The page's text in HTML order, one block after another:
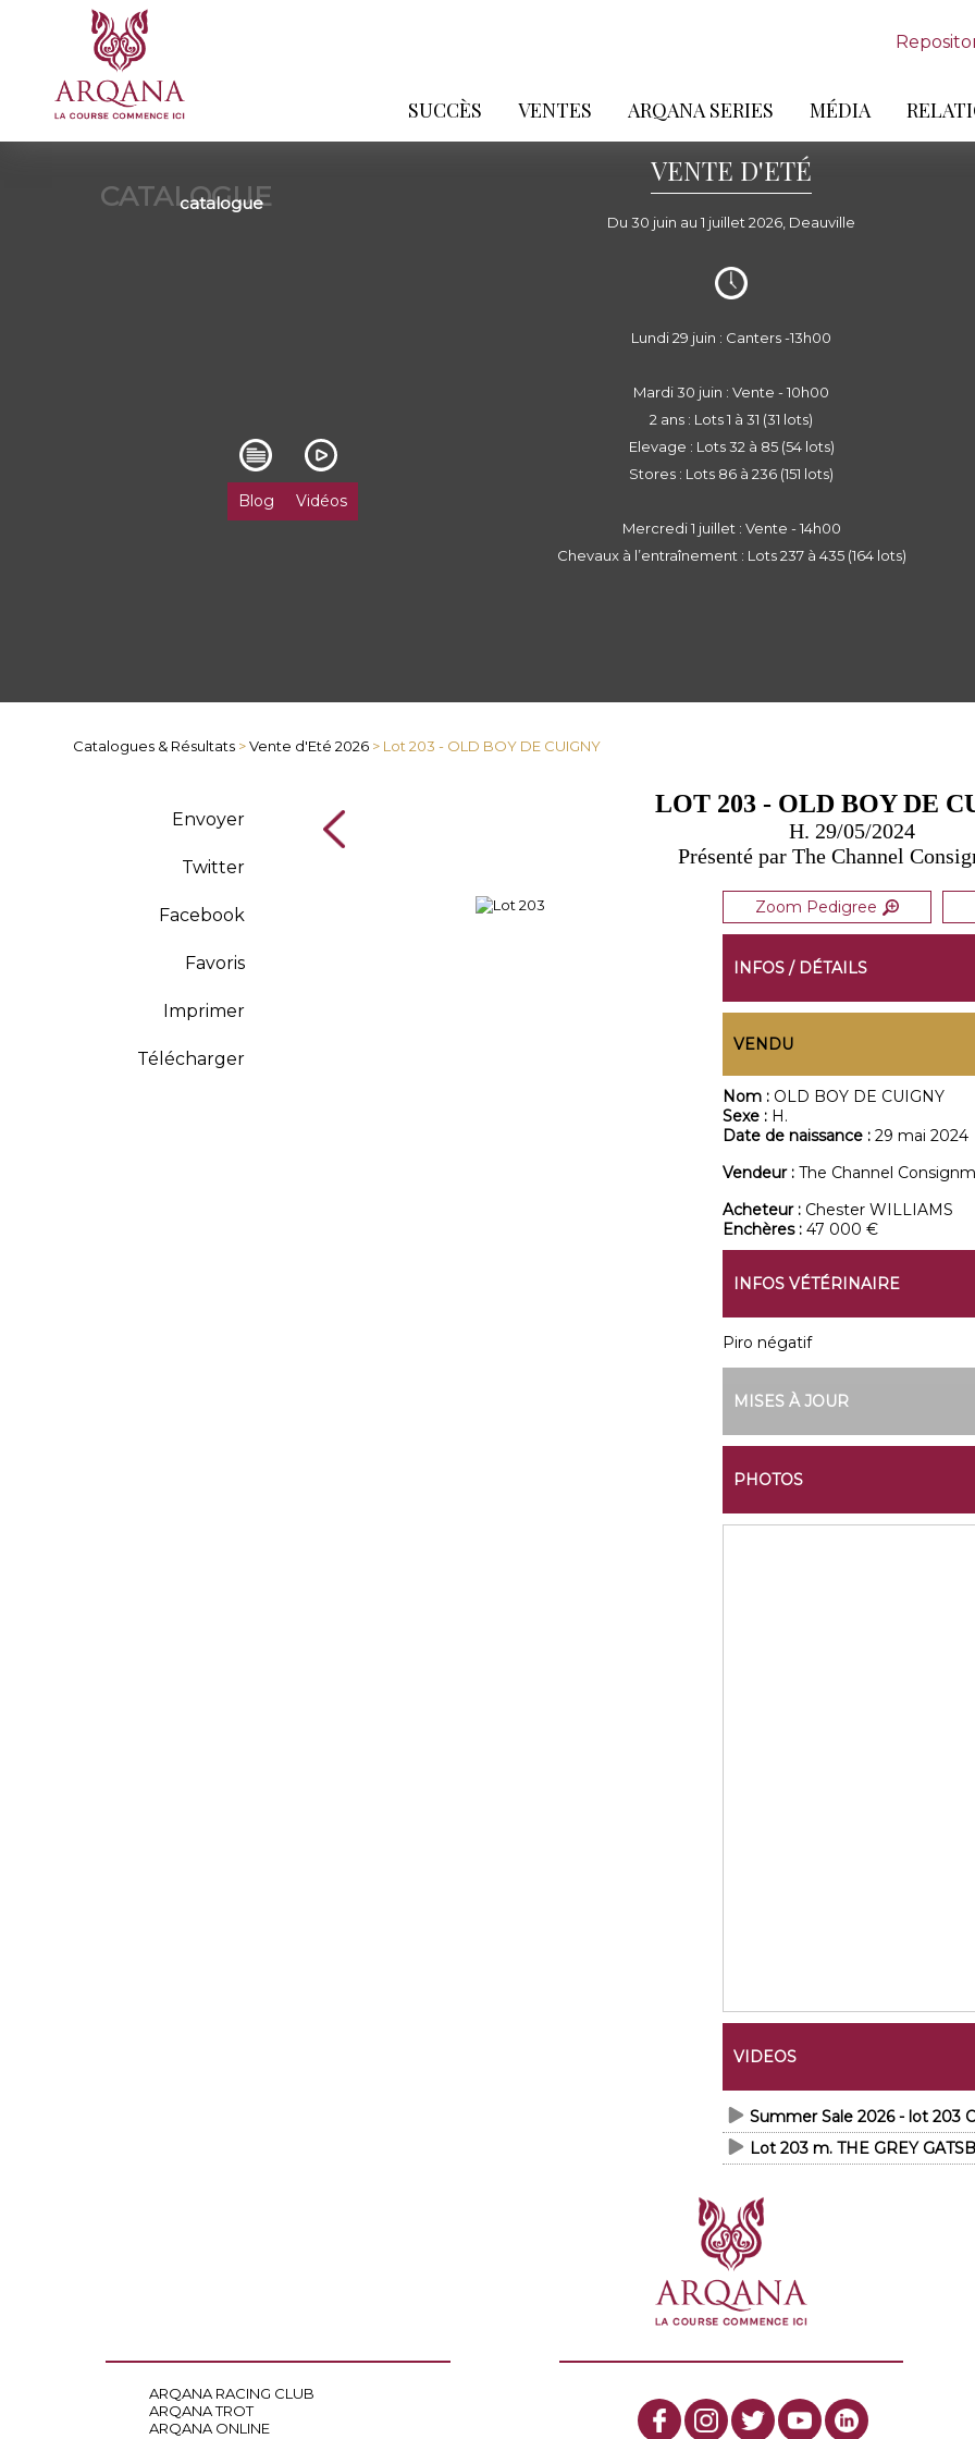
SUCCÈS VENTES ARQANA SERIES MÉDIA
CATALOGUE
catalogue
VENTE D'ETÉ
Du 30 juin au 1 juillet 2026, Deauville
Blog Vidéos
Lundi 29 juin : Canters -13h00
Mardi 30 juin : Vente - 10h00
2 ans : Lots 1 à 31 (31 lots)
Elevage : Lots 32 à 85 (54 lots)
Stores : Lots 86 à 236 (151 lots)
Mercredi 1 juillet : Vente - 14h00
Chevaux à l’entraînement : Lots 237 à 435 (164 lots)
Catalogues & Résultats >Vente d'Eté 2026 > Lot 203 - OLD BOY DE CUIGNY
Envoyer
Twitter
Facebook
Favoris
Imprimer
Télécharger
LOT 203 - OLD BOY DE
H. 29/05/2024
Présenté par The Channel
Zoom Pedigree
INFOS / DÉTAILS
VENDU
Nom : OLD BOY DE CUIGNY
Sexe : H.
Date de naissance : 29 mai 2024
Vendeur : The Channel
Acheteur : Chester WILLIAMS
Enchères : 47 000 €
INFOS VÉTÉRINAIRE
Piro négatif
MISES À JOUR
PHOTOS
VIDEOS
Summer Sale 2026 - lot 203
Lot 203 m. THE GREY
ARQANA RACING CLUB
ARQANA TROT
ARQANA ONLINE